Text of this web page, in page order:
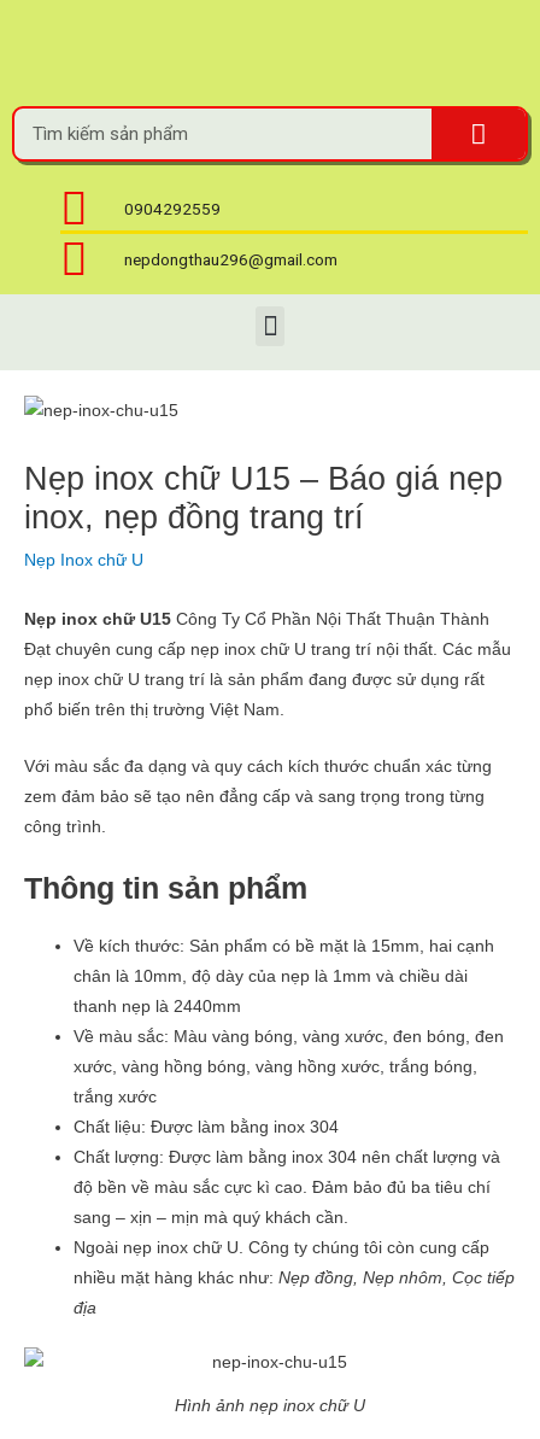
0904292559
nepdongthau296@gmail.com
Nẹp inox chữ U15 – Báo giá nẹp
inox, nẹp đồng trang trí
Nẹp Inox chữ U
Nẹp inox chữ U15 Công Ty Cổ Phần Nội Thất Thuận Thành
Đạt chuyên cung cấp nẹp inox chữ U trang trí nội thất. Các mẫu
nẹp inox chữ U trang trí là sản phẩm đang được sử dụng rất
phổ biến trên thị trường Việt Nam.
Với màu sắc đa dạng và quy cách kích thước chuẩn xác từng
zem đảm bảo sẽ tạo nên đẳng cấp và sang trọng trong từng
công trình.
Thông tin sản phẩm
Về kích thước: Sản phẩm có bề mặt là 15mm, hai cạnh
chân là 10mm, độ dày của nẹp là 1mm và chiều dài
thanh nẹp là 2440mm
Về màu sắc: Màu vàng bóng, vàng xước, đen bóng, đen
xước, vàng hồng bóng, vàng hồng xước, trắng bóng,
trắng xước
Chất liệu: Được làm bằng inox 304
Chất lượng: Được làm bằng inox 304 nên chất lượng và
độ bền về màu sắc cực kì cao. Đảm bảo đủ ba tiêu chí
sang – xịn – mịn mà quý khách cần.
Ngoài nẹp inox chữ U. Công ty chúng tôi còn cung cấp
nhiều mặt hàng khác như:Nẹp đồng, Nẹp nhôm, Cọc tiếp
địa
Hình ảnh nẹp inox chữ U